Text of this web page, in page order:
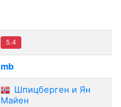
5.4
mb
Шпицберген и Ян
Майен